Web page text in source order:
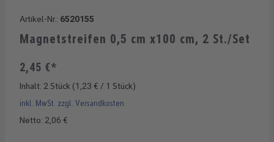
Artikel-Nr.: 6520155
Magnetstreifen 0,5 cm x100 cm, 2 St./Set
2,45 €*
Inhalt: 2 Stück (1,23 € / 1 Stück)
inkl. MwSt. zzgl. Versandkosten
Netto: 2,06 €